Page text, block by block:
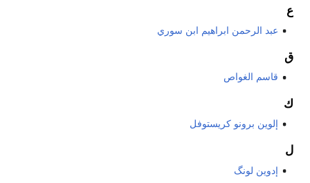
ع
عبد الرحمن ابراهيم ابن سوري
ق
قاسم الغواص
ك
إلوين برونو كريستوفل
ل
إدوين لونگ